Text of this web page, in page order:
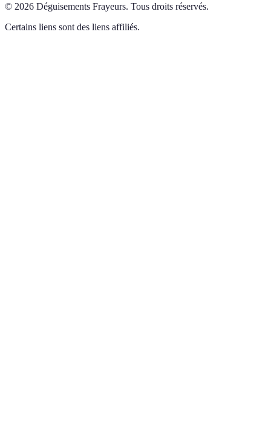
© 2026 Déguisements Frayeurs. Tous droits réservés.
Certains liens sont des liens affiliés.